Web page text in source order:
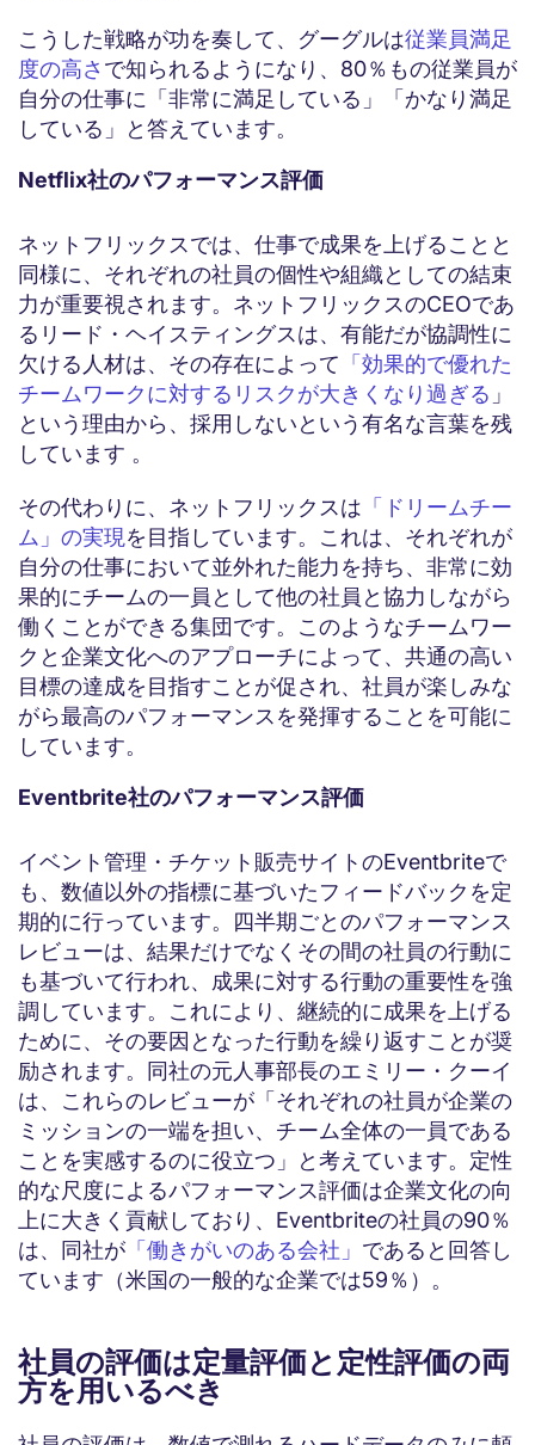
こうした戦略が功を奏して、グーグルは従業員満足
度の高さ で知られるようになり、80％もの従業員が
自分の仕事に「非常に満足している」「かなり満足
している」と答えています。
Netflix社のパフォーマンス評価
ネットフリックスでは、仕事で成果を上げることと
同様に、それぞれの社員の個性や組織としての結束
力が重要視されます。ネットフリックスのCEOであ
るリード・ヘイスティングスは、有能だが協調性に
欠ける人材は、その存在によって 「効果的で優れた
チームワークに対するリスクが大きくなり過ぎる 」
という理由から、採用しないという有名な言葉を残
しています 。
その代わりに、ネットフリックスは 「ドリームチー
ム」の実現を目指しています。これは、それぞれが
自分の仕事において並外れた能力を持ち、非常に効
果的にチームの一員として他の社員と協力しながら
働くことができる集団です。このようなチームワー
クと企業文化へのアプローチによって、共通の高い
目標の達成を目指すことが促され、社員が楽しみな
がら最高のパフォーマンスを発揮することを可能に
しています。
Eventbrite社のパフォーマンス評価
イベント管理・チケット販売サイトのEventbriteで
も、数値以外の指標に基づいたフィードバックを定
期的に行っています。四半期ごとのパフォーマンス
レビューは、結果だけでなくその間の社員の行動に
も基づいて行われ、成果に対する行動の重要性を強
調しています。これにより、継続的に成果を上げる
ために、その要因となった行動を繰り返すことが奨
励されます。同社の元人事部長のエミリー・クーイ
は、これらのレビューが「それぞれの社員が企業の
ミッションの一端を担い、チーム全体の一員である
ことを実感するのに役立つ」と考えています。定性
的な尺度によるパフォーマンス評価は企業文化の向
上に大きく貢献しており、Eventbriteの社員の90％
は、同社が 「働きがいのある会社」 であると回答し
ています（米国の一般的な企業では59％）。
社員の評価は定量評価と定性評価の両
方を用いるべき